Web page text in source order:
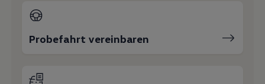
Probefahrt vereinbaren